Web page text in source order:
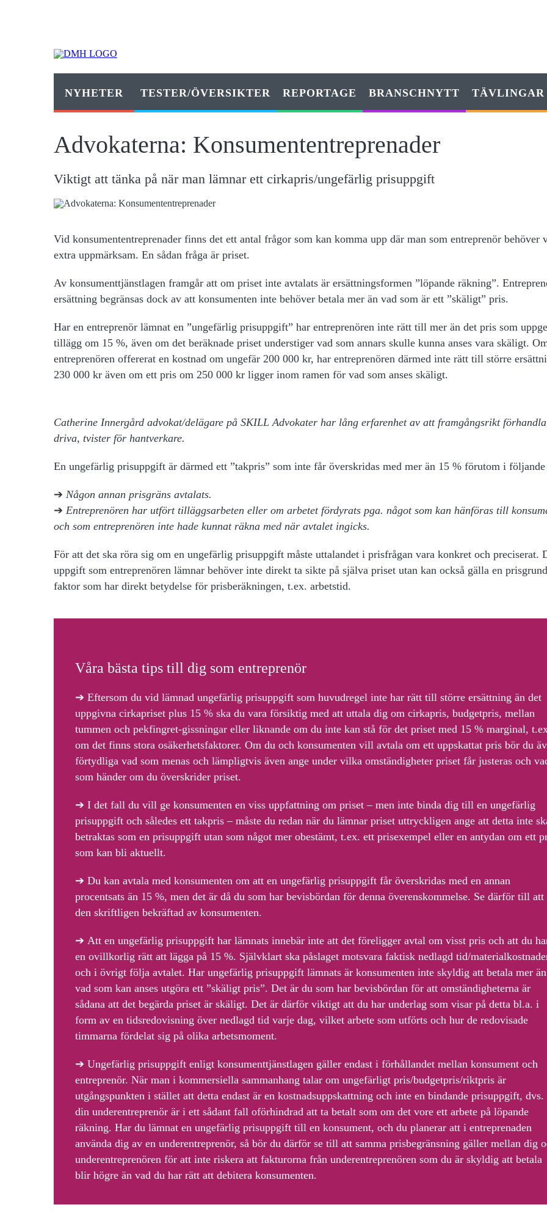
NYHETER TESTER/ÖVERSIKTER REPORTAGE BRANSCHNYTT TÄVLINGAR
Advokaterna: Konsumententreprenader
Viktigt att tänka på när man lämnar ett cirkapris/ungefärlig prisuppgift
Vid konsumententreprenader finns det ett antal frågor som kan komma upp där man som entreprenör behöver
extra uppmärksam. En sådan fråga är priset.
Av konsumenttjänstlagen framgår att om priset inte avtalats är ersättningsformen ”löpande räkning”.
ersättning begränsas dock av att konsumenten inte behöver betala mer än vad som är ett ”skäligt” pris.
Har en entreprenör lämnat en ”ungefärlig prisuppgift” har entreprenören inte rätt till mer än det pris som
tillägg om 15 %, även om det beräknade priset understiger vad som annars skulle kunna anses vara skäligt.
entreprenören offererat en kostnad om ungefär 200 000 kr, har entreprenören därmed inte rätt till större
230 000 kr även om ett pris om 250 000 kr ligger inom ramen för vad som anses skäligt.
Catherine Innergård advokat/delägare på SKILL Advokater har lång erfarenhet av att framgångsrikt
driva, tvister för hantverkare.
En ungefärlig prisuppgift är därmed ett ”takpris” som inte får överskridas med mer än 15 % förutom i
➔ Någon annan prisgräns avtalats.
➔ Entreprenören har utfört tilläggsarbeten eller om arbetet fördyrats pga. något som kan hänföras till
och som entreprenören inte hade kunnat räkna med när avtalet ingicks.
För att det ska röra sig om en ungefärlig prisuppgift måste uttalandet i prisfrågan vara konkret och preciserat.
uppgift som entreprenören lämnar behöver inte direkt ta sikte på själva priset utan kan också gälla en
faktor som har direkt betydelse för prisberäkningen, t.ex. arbetstid.
Våra bästa tips till dig som entreprenör
➔ Eftersom du vid lämnad ungefärlig prisuppgift som huvudregel inte har rätt till större ersättning än det
uppgivna cirkapriset plus 15 % ska du vara försiktig med att uttala dig om cirkapris, budgetpris, mellan
tummen och pekfingret-gissningar eller liknande om du inte kan stå för det priset med 15 % marginal,
om det finns stora osäkerhetsfaktorer. Om du och konsumenten vill avtala om ett uppskattat pris bör du
förtydliga vad som menas och lämpligtvis även ange under vilka omständigheter priset får justeras och
som händer om du överskrider priset.
➔ I det fall du vill ge konsumenten en viss uppfattning om priset – men inte binda dig till en ungefärlig
prisuppgift och således ett takpris – måste du redan när du lämnar priset uttryckligen ange att detta inte
betraktas som en prisuppgift utan som något mer obestämt, t.ex. ett prisexempel eller en antydan om ett
som kan bli aktuellt.
➔ Du kan avtala med konsumenten om att en ungefärlig prisuppgift får överskridas med en annan
procentsats än 15 %, men det är då du som har bevisbördan för denna överenskommelse. Se därför till att
den skriftligen bekräftad av konsumenten.
➔ Att en ungefärlig prisuppgift har lämnats innebär inte att det föreligger avtal om visst pris och att du
en ovillkorlig rätt att lägga på 15 %. Självklart ska påslaget motsvara faktisk nedlagd tid/
och i övrigt följa avtalet. Har ungefärlig prisuppgift lämnats är konsumenten inte skyldig att betala mer än
vad som kan anses utgöra ett ”skäligt pris”. Det är du som har bevisbördan för att omständigheterna är
sådana att det begärda priset är skäligt. Det är därför viktigt att du har underlag som visar på detta bl.a. i
form av en tidsredovisning över nedlagd tid varje dag, vilket arbete som utförts och hur de redovisade
timmarna fördelat sig på olika arbetsmoment.
➔ Ungefärlig prisuppgift enligt konsumenttjänstlagen gäller endast i förhållandet mellan konsument och
entreprenör. När man i kommersiella sammanhang talar om ungefärligt pris/budgetpris/riktpris är
utgångspunkten i stället att detta endast är en kostnadsuppskattning och inte en bindande prisuppgift, dvs.
din underentreprenör är i ett sådant fall oförhindrad att ta betalt som om det vore ett arbete på löpande
räkning. Har du lämnat en ungefärlig prisuppgift till en konsument, och du planerar att i entreprenaden
använda dig av en underentreprenör, så bör du därför se till att samma prisbegränsning gäller mellan dig
underentreprenören för att inte riskera att fakturorna från underentreprenören som du är skyldig att betala
blir högre än vad du har rätt att debitera konsumenten.